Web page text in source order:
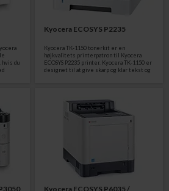
hvis du
Kyocera ECOSYS P2235
Kyocera TK-1150 tonerkit er en
højkvalitets printerpatron til Kyocera
ECOSYS P2235 printer. Kyocera TK-1150 er
designet til at give skarp og klar tekst og
sikrer at din printer er klar til at
producere professionelle dokumenter og
rapporter. Køb Kyocera TK-1150 tonerkit
nu og få den bedste kvalitet og
Kyocera ECOSYS P6035 /